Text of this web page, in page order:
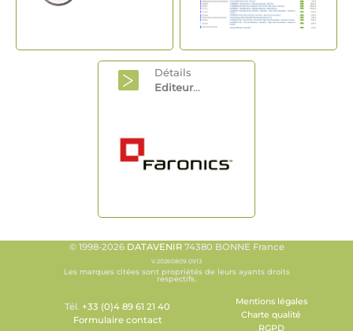
Détails
Editeur...
© 1998-2026 DATAVENIR74380 BONNE France
V.20260809.0913
Les marques citées sont propriétés de leurs ayants droits
respectifs.
Tél. +33 (0)4 89 61 21 40
Formulaire contact
Mentions légales
Charte qualité
RGPD